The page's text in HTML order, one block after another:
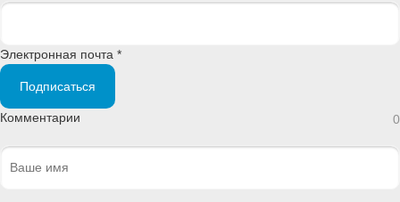
Электронная почта *
Подписаться
Комментарии 0